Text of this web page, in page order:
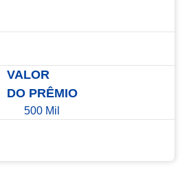
VALOR
DO PRÊMIO
500 Mil